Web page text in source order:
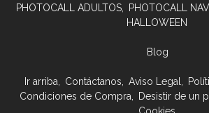
PHOTOCALL ADULTOS
PHOTOCALL
HALLOWEEN
Blog
Ir arriba Contáctanos Aviso Legal
Condiciones de Compra
Desistir de un